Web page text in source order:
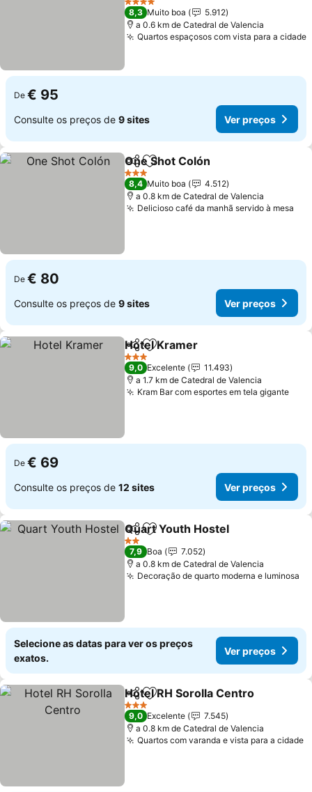
4 Estrelas
8,3 Muito boa
5.912
a 0.6 km de Catedral de Valencia
Quartos espaçosos com vista para a cidade
De € 95
Consulte os preços de 9 sites Ver preços
PartilharAdicionar aos favoritos
One Shot Colón
3 Estrelas
8,4 Muito boa
4.512
a 0.8 km de Catedral de Valencia
Delicioso café da manhã servido à mesa
De € 80
Consulte os preços de 9 sites Ver preços
PartilharAdicionar aos favoritos
Hotel Kramer
3 Estrelas
9,0 Excelente
11.493
a 1.7 km de Catedral de Valencia
Kram Bar com esportes em tela gigante
De € 69
Consulte os preços de 12 sites Ver preços
PartilharAdicionar aos favoritos
Quart Youth Hostel
2 Estrelas
7,9 Boa
7.052
a 0.8 km de Catedral de Valencia
Decoração de quarto moderna e luminosa
Selecione as datas para ver os preços
exatos.
Ver preços
PartilharAdicionar aos favoritos
Hotel RH Sorolla Centro
3 Estrelas
9,0 Excelente
7.545
a 0.8 km de Catedral de Valencia
Quartos com varanda e vista para a cidade